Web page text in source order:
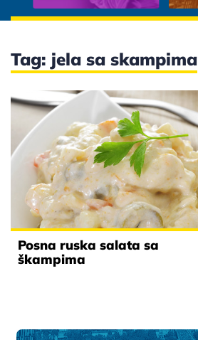
Tag: jela sa skampima
Posna ruska salata sa
škampima